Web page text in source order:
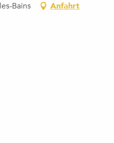
Bains Anfahrt